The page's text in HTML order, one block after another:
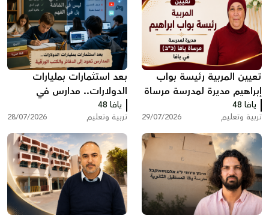
تعيين المربية رئيسة بواب
إبراهيم مديرة لمدرسة مرساة
يافا (כ”ב)
يافا 48
تربية وتعليم 29/07/2026
بعد استثمارات بمليارات
الدولارات.. مدارس في
الولايات المتحدة تعود إلى
الدفاتر والكتب الورقية
يافا 48
تربية وتعليم 28/07/2026